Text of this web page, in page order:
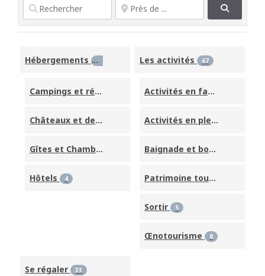
Hébergements28
Campings et résidences de vacances 4
Châteaux et demeure de charme 4
Gîtes et Chambres d'hôtes 4
Hôtels 4
Les activités 67
Activités en famille
Activités en pleine nature
Baignade et bord de l'eau
Patrimoine touristique
Sortir 5
Œnotourisme 8
Se régaler 33